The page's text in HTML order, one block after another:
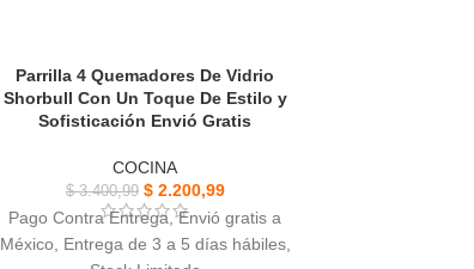
Parrilla 4 Quemadores De Vidrio
Shorbull Con Un Toque De Estilo y
Sofisticación Envió Gratis
COCINA
$3.400,99 $2.200,99
Pago Contra Entrega, Envió gratis a
México, Entrega de 3 a 5 días hábiles,